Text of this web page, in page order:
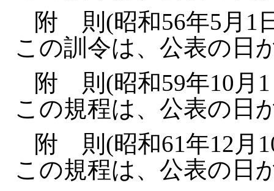
附 則(昭和56年5月1
この訓令は、公表の日
附 則(昭和59年10月
この規程は、公表の日
附 則(昭和61年12月
この規程は、公表の日